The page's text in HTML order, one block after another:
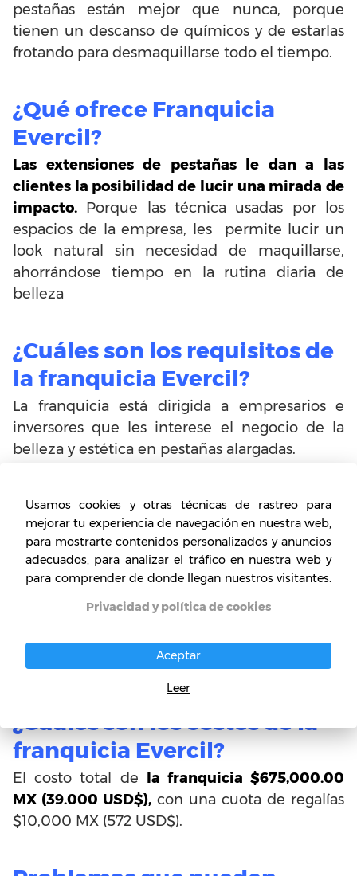
pestañas están mejor que nunca, porque
tienen un descanso de químicos y de estarlas
frotando para desmaquillarse todo el tiempo.
¿Qué ofrece Franquicia
Evercil?
Las extensiones de pestañas le dan a las
clientes la posibilidad de lucir una mirada de
impacto. Porque las técnica usadas por los
espacios de la empresa, les permite lucir un
look natural sin necesidad de maquillarse,
ahorrándose tiempo en la rutina diaria de
belleza
¿Cuáles son los requisitos de
la franquicia Evercil?
La franquicia está dirigida a empresarios e
inversores que les interese el negocio de la
belleza y estética en pestañas alargadas.
¿Cuáles son los costes de la
franquicia Evercil?
El costo total de
la franquicia $675,000.00
MX (39.000 USD$), con una cuota de regalías
$10,000 MX (572 USD$).
Usamos cookies y otras técnicas de rastreo para
mejorar tu experiencia de navegación en nuestra web,
para mostrarte contenidos personalizados y anuncios
adecuados, para analizar el tráfico en nuestra web y
para comprender de donde llegan nuestros visitantes.
Privacidad y política de cookies
Aceptar
Leer